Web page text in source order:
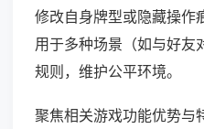
修改自身牌型或隐藏操作
用于多种场景（如与好友
规则，维护公平环境。
聚焦相关游戏功能优势与